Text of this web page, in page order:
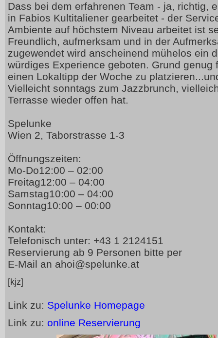
Dass bei dem erfahrenen Team - ja, richtig,
in Fabios Kultitaliener gearbeitet - der
Ambiente auf höchstem Niveau arbeitet ist
Freundlich, aufmerksam und in der
zugewendet wird anscheinend mühelos ein
würdiges Experience geboten. Grund genug
einen Lokaltipp der Woche zu
Vielleicht sonntags zum Jazzbrunch,
Terrasse wieder offen hat.
Spelunke
Wien 2, Taborstrasse 1-3
Öffnungszeiten:
Mo-Do12:00 – 02:00
Freitag12:00 – 04:00
Samstag10:00 – 04:00
Sonntag10:00 – 00:00
Kontakt:
Telefonisch unter: +43 1 2124151
Reservierung ab 9 Personen bitte per
E-Mail an ahoi@spelunke.at
[kjz]
Link zu: Spelunke Homepage
Link zu: online Reservierung